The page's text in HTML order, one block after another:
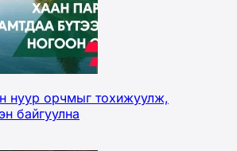
нуур орчмыг тохижуулж,
байгуулна